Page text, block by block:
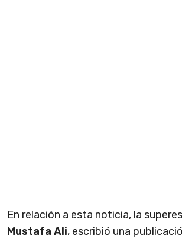
En relación a esta noticia, la
Mustafa Ali, escribió una